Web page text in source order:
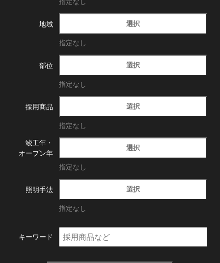
地域 選択
指定なし
部位 選択
指定なし
採用商品 選択
指定なし
竣工年・
オープン年
選択
指定なし
照明手法 選択
指定なし
キーワード